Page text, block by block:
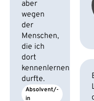
aber
wegen
der
Menschen,
die ich
dort
kennenlernen
durfte.
Absolvent/-
in